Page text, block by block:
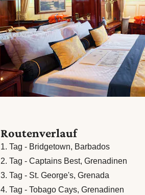
Routenverlauf
1. Tag - Bridgetown, Barbados
2. Tag - Captains Best, Grenadinen
3. Tag - St. George's, Grenada
4. Tag - Tobago Cays, Grenadinen